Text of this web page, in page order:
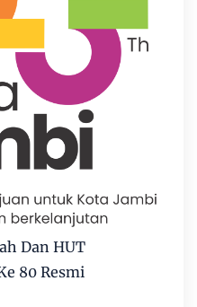
Dan HUT
80 Resmi